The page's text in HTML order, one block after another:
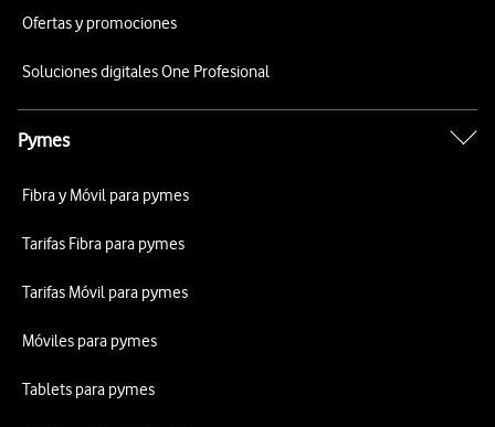
Ofertas y promociones
Soluciones digitales One Profesional
Pymes
Fibra y Móvil para pymes
Tarifas Fibra para pymes
Tarifas Móvil para pymes
Móviles para pymes
Tablets para pymes